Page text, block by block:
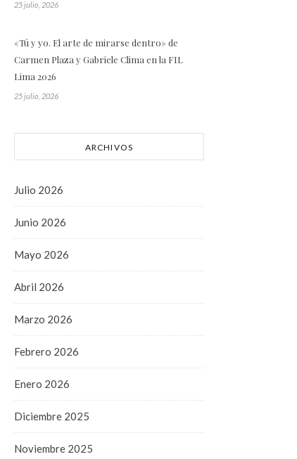
25 julio, 2026
«Tú y yo. El arte de mirarse dentro» de
Carmen Plaza y Gabriele Clima en la FIL
Lima 2026
25 julio, 2026
ARCHIVOS
Julio 2026
Junio 2026
Mayo 2026
Abril 2026
Marzo 2026
Febrero 2026
Enero 2026
Diciembre 2025
Noviembre 2025